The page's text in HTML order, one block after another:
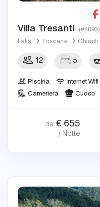
Villa Tresanti (#4093)
Italia Toscana Chianti
12 5
Piscina Internet Wifi
Cameriera
Cuoco
da € 655
/ Notte